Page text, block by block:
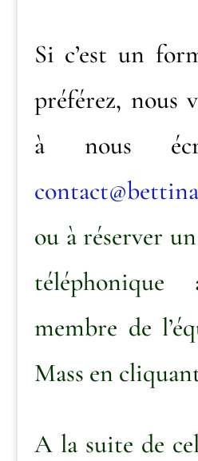
Si c’est un
préférez, nous
à nous
ou à réserver
membre de
Mass en
A la suite de